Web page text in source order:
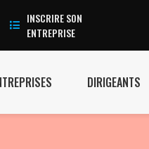
INSCRIRE SON
ENTREPRISE
DIRIGEANTS